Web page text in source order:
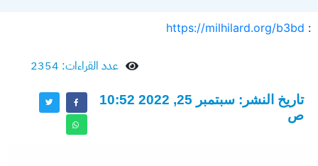
:
https://milhilard.org/b3bd
عدد القراءات: 2354
تاريخ النشر: سبتمبر 25, 2022 10:52
ص